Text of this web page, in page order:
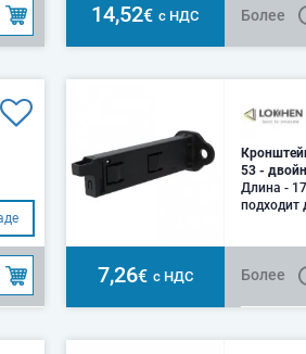
14,52€ с НДС Более
53 -
Длина -
подходит
7,26€ с НДС Более